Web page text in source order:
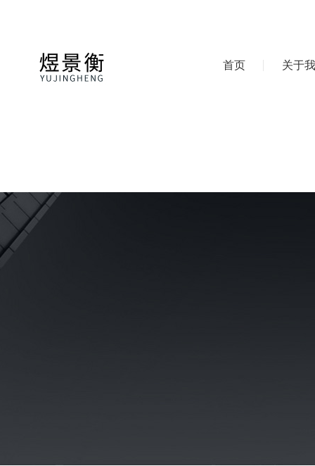
首页 关于